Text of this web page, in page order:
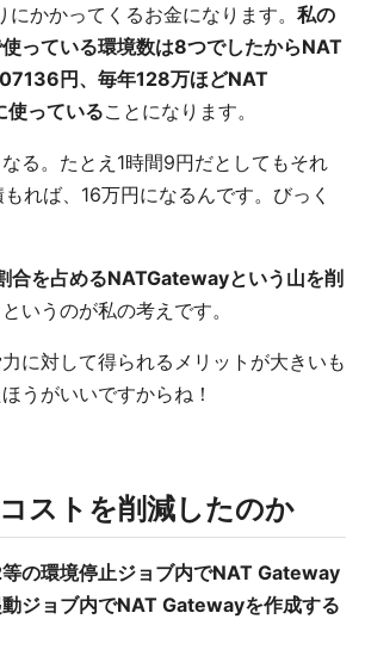
にかかってくるお金になります。 私の
っている環境数は8つでしたからNAT
円、毎年128万ほどNAT
っていることになります。
る。たとえ1時間9円だとしてもそれ
れば、16万円になるんです。びっく
合を占めるNATGatewayという山を削
というのが私の考えです。
に対して得られるメリットが大きいも
うがいいですからね！
ストを削減したのか
の環境停止ジョブ内でNAT Gateway
ジョブ内でNAT Gatewayを作成する